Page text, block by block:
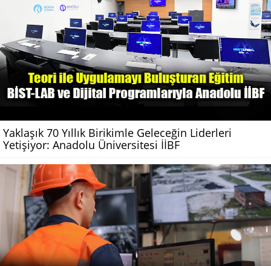
Yaklaşık 70 Yıllık Birikimle Geleceğin Liderleri
Yetişiyor: Anadolu Üniversitesi İİBF